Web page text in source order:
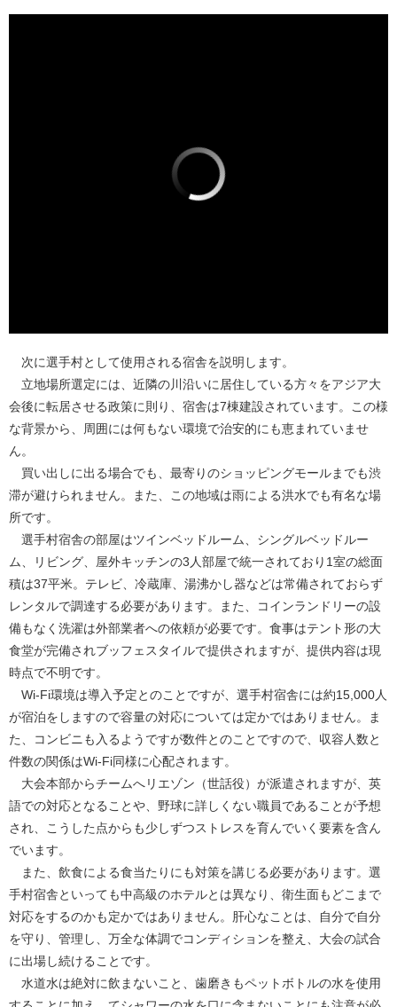
次に選手村として使用される宿舎を説明します。
立地場所選定には、近隣の川沿いに居住している方々をアジア大
会後に転居させる政策に則り、宿舎は7棟建設されています。この様
な背景から、周囲には何もない環境で治安的にも恵まれていませ
ん。
買い出しに出る場合でも、最寄りのショッピングモールまでも渋
滞が避けられません。また、この地域は雨による洪水でも有名な場
所です。
選手村宿舎の部屋はツインベッドルーム、シングルベッドルー
ム、リビング、屋外キッチンの3人部屋で統一されており1室の総面
積は37平米。テレビ、冷蔵庫、湯沸かし器などは常備されておらず
レンタルで調達する必要があります。また、コインランドリーの設
備もなく洗濯は外部業者への依頼が必要です。食事はテント形の大
食堂が完備されブッフェスタイルで提供されますが、提供内容は現
時点で不明です。
Wi-Fi環境は導入予定とのことですが、選手村宿舎には約15,000人
が宿泊をしますので容量の対応については定かではありません。ま
た、コンビニも入るようですが数件とのことですので、収容人数と
件数の関係はWi-Fi同様に心配されます。
大会本部からチームへリエゾン（世話役）が派遣されますが、英
語での対応となることや、野球に詳しくない職員であることが予想
され、こうした点からも少しずつストレスを育んでいく要素を含ん
でいます。
また、飲食による食当たりにも対策を講じる必要があります。選
手村宿舎といっても中高級のホテルとは異なり、衛生面もどこまで
対応をするのかも定かではありません。肝心なことは、自分で自分
を守り、管理し、万全な体調でコンディションを整え、大会の試合
に出場し続けることです。
水道水は絶対に飲まないこと、歯磨きもペットボトルの水を使用